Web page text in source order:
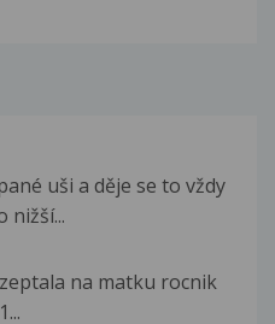
uši a děje se to vždy
nižší...
na matku rocnik